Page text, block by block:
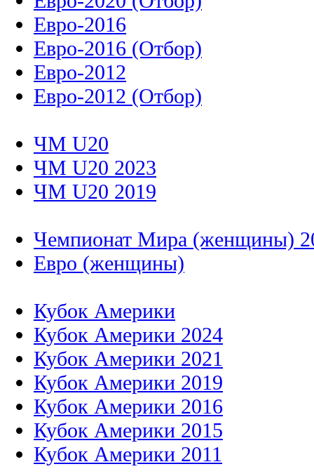
Евро-2016
Евро-2016 (Отбор)
Евро-2012
Евро-2012 (Отбор)
ЧМ U20
ЧМ U20 2023
ЧМ U20 2019
Чемпионат Мира (женщины)
Евро (женщины)
Кубок Америки
Кубок Америки 2024
Кубок Америки 2021
Кубок Америки 2019
Кубок Америки 2016
Кубок Америки 2015
Кубок Америки 2011